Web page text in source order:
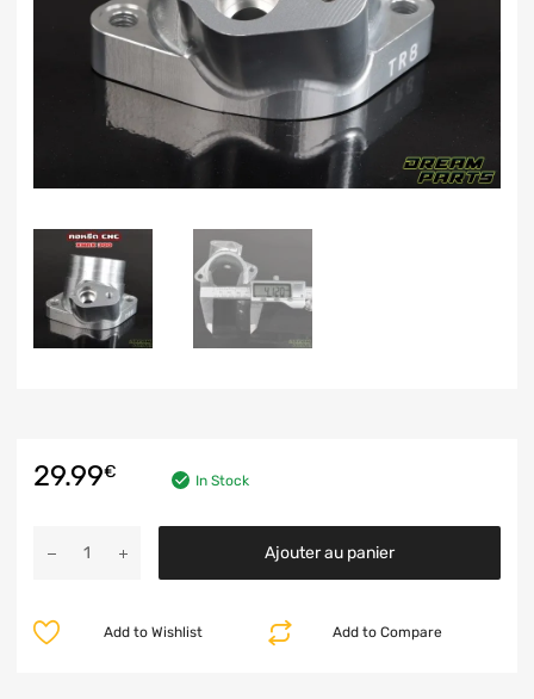
29.99€ In Stock
Ajouter au panier
Add to Compare
Add to Wishlist